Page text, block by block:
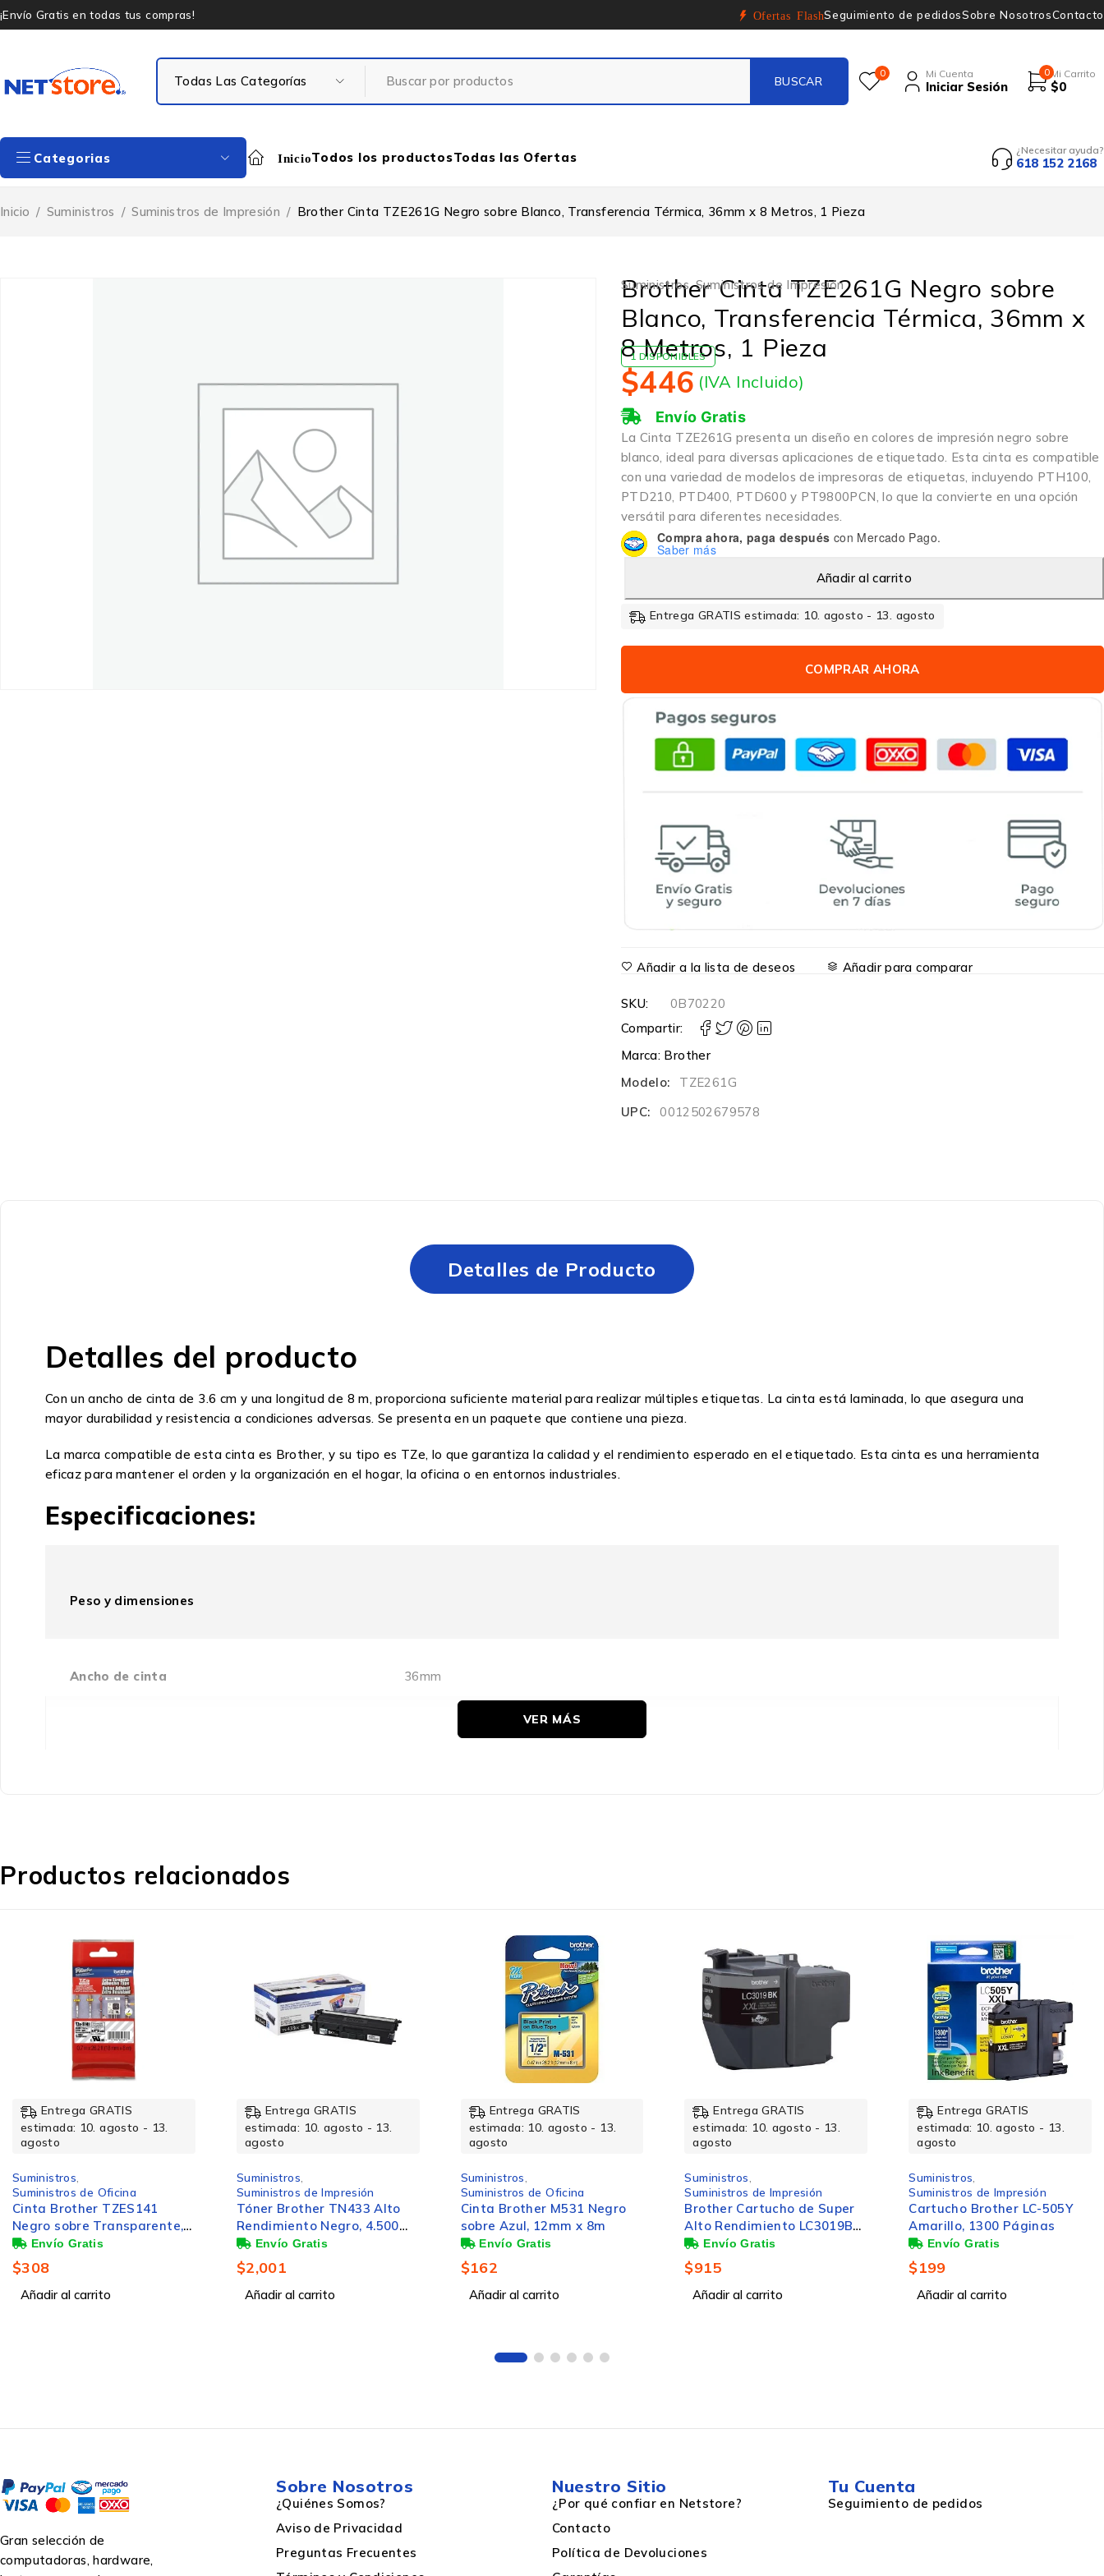
¡Envío Gratis en todas tus compras! Ofertas FlashSeguimiento de pedidosSobre NosotrosContacto
0 Mi Cuenta
Iniciar Sesión
0 Mi Carrito
$0
Categorias InicioTodos los productosTodas las Ofertas ¿Necesitar ayuda?
618 152 2168
Inicio / Suministros / Suministros de Impresión / Brother Cinta TZE261G Negro sobre Blanco, Transferencia Térmica, 36mm x 8 Metros, 1 Pieza
Suministros,Suministros de Impresión
Brother Cinta TZE261G Negro sobre
Blanco, Transferencia Térmica, 36mm x
8 Metros, 1 Pieza
1 DISPONIBLES
$446 (IVA Incluido)
Envío Gratis
La Cinta TZE261G presenta un diseño en colores de impresión negro sobre
blanco, ideal para diversas aplicaciones de etiquetado. Esta cinta es compatible
con una variedad de modelos de impresoras de etiquetas, incluyendo PTH100,
PTD210, PTD400, PTD600 y PT9800PCN, lo que la convierte en una opción
versátil para diferentes necesidades.
Compra ahora, paga después con Mercado Pago.
Saber más
Añadir al carrito
Entrega GRATIS estimada: 10. agosto - 13. agosto
COMPRAR AHORA
Añadir a la lista de deseos Añadir para comparar
SKU:
0B70220
Compartir:
Marca: Brother
Modelo:
TZE261G
UPC:
0012502679578
Detalles de Producto
Detalles del producto
Con un ancho de cinta de 3.6 cm y una longitud de 8 m, proporciona suficiente material para realizar múltiples etiquetas. La cinta está laminada, lo que asegura una
mayor durabilidad y resistencia a condiciones adversas. Se presenta en un paquete que contiene una pieza.
La marca compatible de esta cinta es Brother, y su tipo es TZe, lo que garantiza la calidad y el rendimiento esperado en el etiquetado. Esta cinta es una herramienta
eficaz para mantener el orden y la organización en el hogar, la oficina o en entornos industriales.
Especificaciones:
Peso y dimensiones
Ancho de cinta 36mm
Desempeño
Rendimiento de impresión
Características
PTH100, PTD210, PTD400, PTD600,
Laminado Si
VER MÁS
Productos relacionados
Entrega GRATIS
estimada: 10. agosto - 13.
agosto
Suministros
Suministros de Impresión
Tóner Brother TN433 Alto
Rendimiento Negro, 4.500
Páginas
$2,001
Añadir al carrito
Entrega GRATIS
estimada: 10. agosto - 13.
agosto
Suministros
Suministros de Oficina
Cinta Brother M531 Negro
sobre Azul, 12mm x 8m
$162
Añadir al carrito
Entrega GRATIS
estimada: 10. agosto - 13.
agosto
Suministros
Suministros de Impresión
Brother Cartucho de Super
Alto Rendimiento LC3019BK
Negro, 3000 Páginas
$915
Añadir al carrito
Entrega GRATIS
estimada: 10. agosto - 13.
agosto
Suministros
Suministros de Impresión
Cartucho Brother LC-505Y
Amarillo, 1300 Páginas
$199
Añadir al carrito
Entrega GRATIS
estimada: 10. agosto - 13.
agosto
Suministros
Suministros de Impresión
Tóner Brother TN-433C Cyan
Alto Rendimiento Cian, 4.000
Páginas
$2,942
Añadir al carrito
Gran selección de
computadoras, hardware,
Sobre Nosotros
¿Quiénes Somos?
Aviso de Privacidad
Preguntas Frecuentes
Nuestro Sitio
¿Por qué confiar en Netstore?
Contacto
Política de Devoluciones
Tu Cuenta
Seguimiento de pedidos